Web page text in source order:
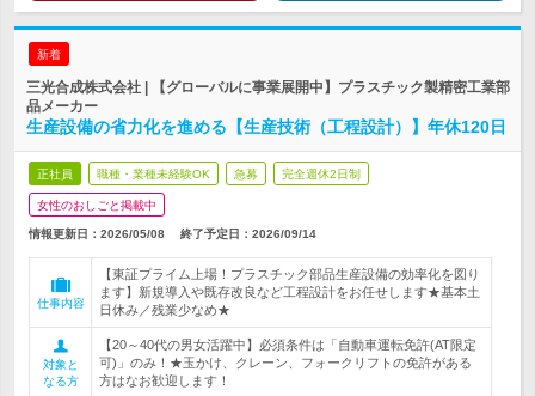
新着
三光合成株式会社 | 【グローバルに事業展開中】プラスチック製精密工業部
品メーカー
生産設備の省力化を進める【生産技術（工程設計）】年休120日
正社員 職種・業種未経験OK 急募 完全週休2日制
女性のおしごと掲載中
情報更新日：2026/05/08 終了予定日： 2026/09/14
仕事内容
【東証プライム上場！プラスチック部品生産設備の効率化を図り
ます】新規導入や既存改良など工程設計をお任せします★基本土
日休み／残業少なめ★
対象と
なる方
【20～40代の男女活躍中】必須条件は「自動車運転免許(AT限定
可)」のみ！★玉かけ、クレーン、フォークリフトの免許がある
方はなお歓迎します！